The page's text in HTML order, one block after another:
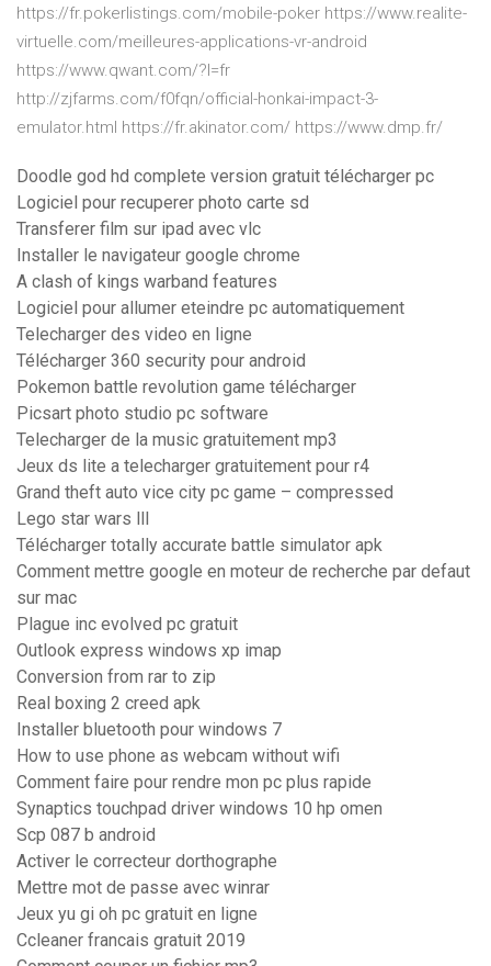
https://fr.pokerlistings.com/mobile-poker https://www.realite-
virtuelle.com/meilleures-applications-vr-android
https://www.qwant.com/?l=fr
http://zjfarms.com/f0fqn/official-honkai-impact-3-
emulator.html https://fr.akinator.com/ https://www.dmp.fr/
Doodle god hd complete version gratuit télécharger pc
Logiciel pour recuperer photo carte sd
Transferer film sur ipad avec vlc
Installer le navigateur google chrome
A clash of kings warband features
Logiciel pour allumer eteindre pc automatiquement
Telecharger des video en ligne
Télécharger 360 security pour android
Pokemon battle revolution game télécharger
Picsart photo studio pc software
Telecharger de la music gratuitement mp3
Jeux ds lite a telecharger gratuitement pour r4
Grand theft auto vice city pc game – compressed
Lego star wars lll
Télécharger totally accurate battle simulator apk
Comment mettre google en moteur de recherche par defaut
sur mac
Plague inc evolved pc gratuit
Outlook express windows xp imap
Conversion from rar to zip
Real boxing 2 creed apk
Installer bluetooth pour windows 7
How to use phone as webcam without wifi
Comment faire pour rendre mon pc plus rapide
Synaptics touchpad driver windows 10 hp omen
Scp 087 b android
Activer le correcteur dorthographe
Mettre mot de passe avec winrar
Jeux yu gi oh pc gratuit en ligne
Ccleaner francais gratuit 2019